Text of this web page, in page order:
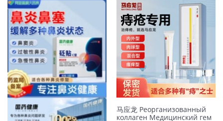
马应龙 Реорганизованный
коллаген Медицинский гем